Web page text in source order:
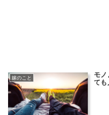
嫁のこと
モ
ても